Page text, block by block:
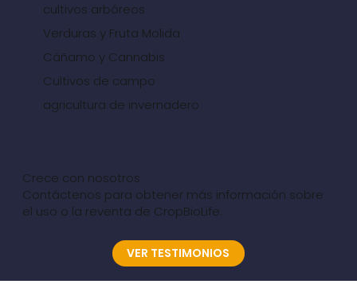
cultivos arbóreos
Verduras y Fruta Molida
Cáñamo y Cannabis
Cultivos de campo
agricultura de invernadero
Crece con nosotros
Contáctenos para obtener más información sobre
el uso o la reventa de CropBioLife.
VER TESTIMONIOS